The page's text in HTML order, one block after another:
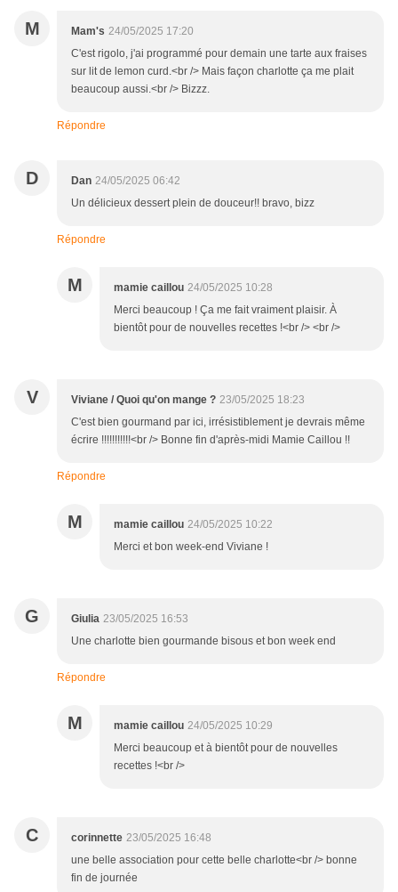
M Mam's 24/05/2025 17:20
C'est rigolo, j'ai programmé pour demain une tarte aux fraises
sur lit de lemon curd.<br /> Mais façon charlotte ça me plait
beaucoup aussi.<br /> Bizzz.
Répondre
D Dan 24/05/2025 06:42
Un délicieux dessert plein de douceur!! bravo, bizz
Répondre
M mamie caillou 24/05/2025 10:28
Merci beaucoup ! Ça me fait vraiment plaisir. À
bientôt pour de nouvelles recettes !<br /> <br />
V Viviane / Quoi qu'on mange ? 23/05/2025 18:23
C'est bien gourmand par ici, irrésistiblement je devrais même
écrire !!!!!!!!!!!<br /> Bonne fin d'après-midi Mamie Caillou !!
Répondre
M mamie caillou 24/05/2025 10:22
Merci et bon week-end Viviane !
G Giulia 23/05/2025 16:53
Une charlotte bien gourmande bisous et bon week end
Répondre
M mamie caillou 24/05/2025 10:29
Merci beaucoup et à bientôt pour de nouvelles
recettes !<br />
C corinnette 23/05/2025 16:48
une belle association pour cette belle charlotte<br /> bonne
fin de journée